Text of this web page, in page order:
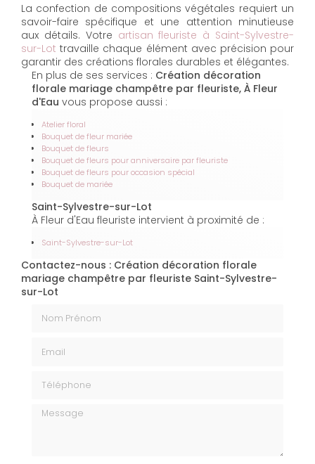
La confection de compositions végétales requiert un
savoir-faire spécifique et une attention minutieuse
aux détails. Votre artisan fleuriste à Saint-Sylvestre-
sur-Lot travaille chaque élément avec précision pour
garantir des créations florales durables et élégantes.
En plus de ses services : Création décoration
florale mariage champêtre par fleuriste, À Fleur
d'Eau vous propose aussi :
Atelier floral
Bouquet de fleur mariée
Bouquet de fleurs
Bouquet de fleurs pour anniversaire par fleuriste
Bouquet de fleurs pour occasion spécial
Bouquet de mariée
Saint-Sylvestre-sur-Lot
À Fleur d'Eau fleuriste intervient à proximité de :
Saint-Sylvestre-sur-Lot
Contactez-nous : Création décoration florale
mariage champêtre par fleuriste Saint-Sylvestre-
sur-Lot
Message